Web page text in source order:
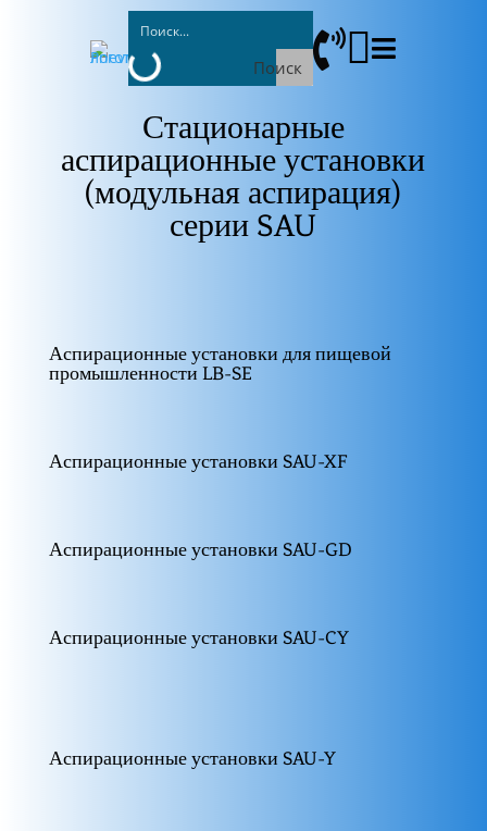
Поиск 
Стационарные
аспирационные установки
(модульная аспирация)
серии SAU
Аспирационные установки для пищевой
промышленности LB-SE
Аспирационные установки SAU-XF
Аспирационные установки SAU-GD
Аспирационные установки SAU-CY
Аспирационные установки SAU-Y